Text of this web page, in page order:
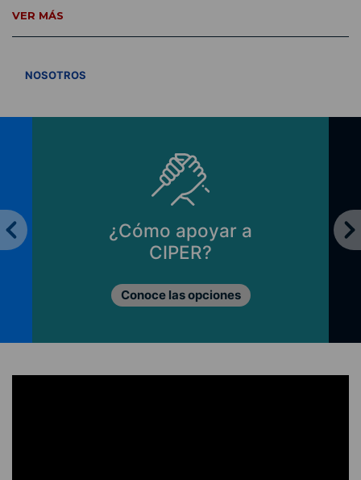
VER MÁS
NOSOTROS
¿Cómo apoyar a
CIPER?
Conoce las opciones